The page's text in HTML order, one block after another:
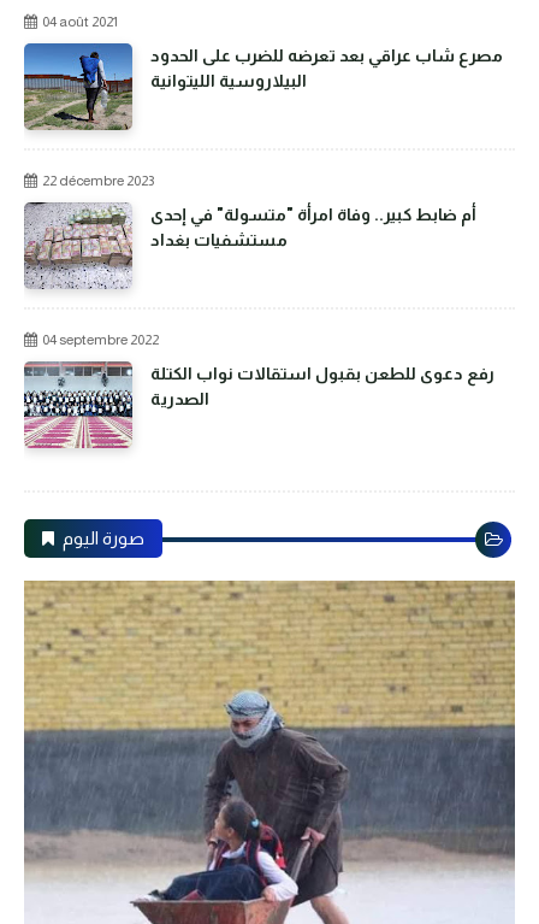
04 août 2021
مصرع شاب عراقي بعد تعرضه للضرب على الحدود
البيلاروسية الليتوانية
22 décembre 2023
أم ضابط كبير.. وفاة امرأة "متسولة" في إحدى
مستشفيات بغداد
04 septembre 2022
رفع دعوى للطعن بقبول استقالات نواب الكتلة
الصدرية
صورة اليوم